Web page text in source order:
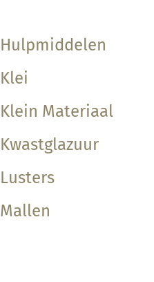
Hulpmiddelen
Klei
Klein Materiaal
Kwastglazuur
Lusters
Mallen